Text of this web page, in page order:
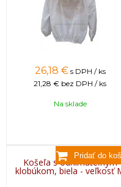
26,18 € s DPH / ks
21,28 € bez DPH / ks
Na sklade
Košeľa s odnímateľným
klobúkom, biela - veľkosť